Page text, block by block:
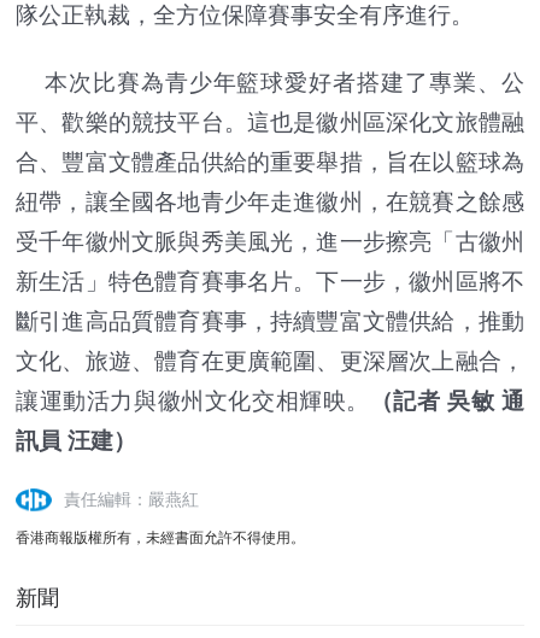
隊公正執裁，全方位保障賽事安全有序進行。
本次比賽為青少年籃球愛好者搭建了專業、公
平、歡樂的競技平台。這也是徽州區深化文旅體融
合、豐富文體產品供給的重要舉措，旨在以籃球為
紐帶，讓全國各地青少年走進徽州，在競賽之餘感
受千年徽州文脈與秀美風光，進一步擦亮「古徽州
新生活」特色體育賽事名片。下一步，徽州區將不
斷引進高品質體育賽事，持續豐富文體供給，推動
文化、旅遊、體育在更廣範圍、更深層次上融合，
讓運動活力與徽州文化交相輝映。
（記者 吳敏 通
訊員 汪建）
責任編輯：嚴燕紅
香港商報版權所有，未經書面允許不得使用。
新聞